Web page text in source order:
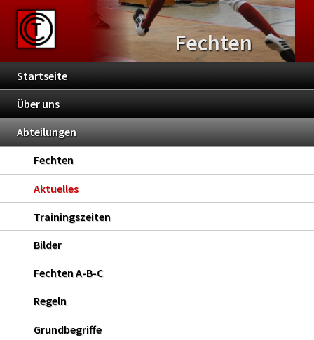
Fechten
Startseite
Über uns
Abteilungen
Fechten
Aktuelles
Trainingszeiten
Bilder
Fechten A-B-C
Regeln
Grundbegriffe